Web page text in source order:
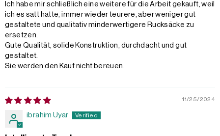
Ich habe mir schließlich eine weitere für die Arbeit gekauft, weil
ich es satt hatte, immer wieder teurere, aber weniger gut
gestaltete und qualitativ minderwertigere Rucksäcke zu
ersetzen.
Gute Qualität, solide Konstruktion, durchdacht und gut
gestaltet.
Sie werden den Kauf nicht bereuen.
11/25/2024
ibrahim Uyar